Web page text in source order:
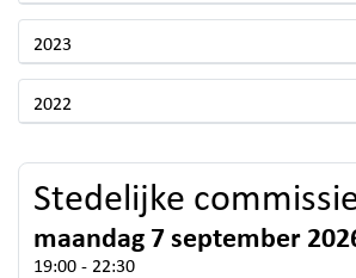
2023
2022
Stedelijke
maandag 7 september
19:00 - 22:30